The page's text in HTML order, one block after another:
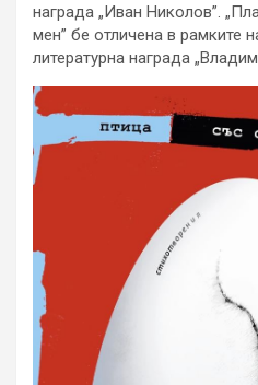
награда „Иван Николов”.
мен” бе отличена в рамките
литературна награда